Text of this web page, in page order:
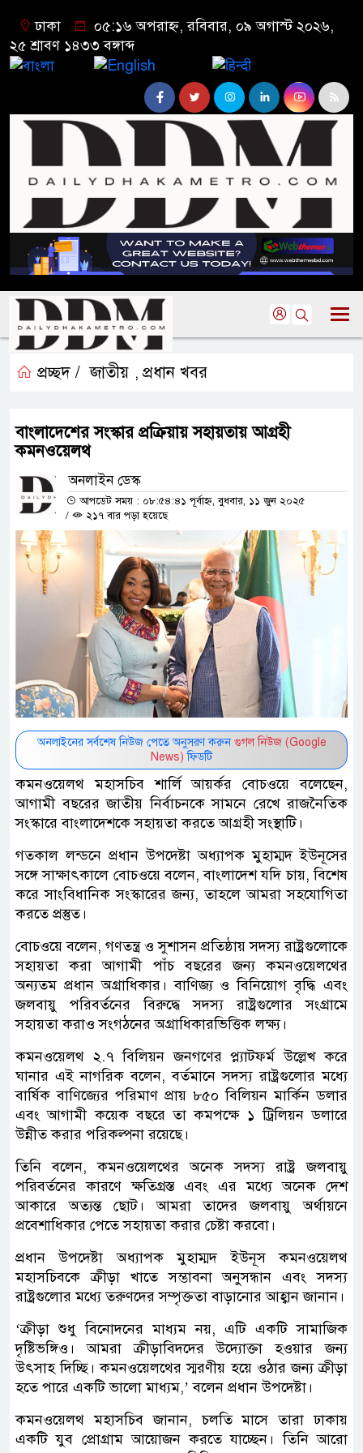
ঢাকা
০৫:১৬ অপরাহ্ন, রবিবার, ০৯ অগাস্ট ২০২৬,
২৫ শ্রাবণ ১৪৩৩ বঙ্গাব্দ
প্রচ্ছদ / জাতীয় , প্রধান খবর
বাংলাদেশের সংস্কার প্রক্রিয়ায় সহায়তায় আগ্রহী
কমনওয়েলথ
অনলাইন ডেস্ক
আপডেট সময় : ০৮:৫৪:৪১ পূর্বাহ্ন, বুধবার, ১১ জুন ২০২৫
/
২১৭ বার পড়া হয়েছে
অনলাইনের সর্বশেষ নিউজ পেতে অনুসরণ করুন গুগল নিউজ (Google
News) ফিডটি
কমনওয়েলথ মহাসচিব শার্লি আয়র্কর বোচওয়ে বলেছেন,
আগামী বছরের জাতীয় নির্বাচনকে সামনে রেখে রাজনৈতিক
সংস্কারে বাংলাদেশকে সহায়তা করতে আগ্রহী সংস্থাটি।
গতকাল লন্ডনে প্রধান উপদেষ্টা অধ্যাপক মুহাম্মদ ইউনূসের
সঙ্গে সাক্ষাৎকালে বোচওয়ে বলেন, বাংলাদেশ যদি চায়, বিশেষ
করে সাংবিধানিক সংস্কারের জন্য, তাহলে আমরা সহযোগিতা
করতে প্রস্তুত।
বোচওয়ে বলেন, গণতন্ত্র ও সুশাসন প্রতিষ্ঠায় সদস্য রাষ্ট্রগুলোকে
সহায়তা করা আগামী পাঁচ বছরের জন্য কমনওয়েলথের
অন্যতম প্রধান অগ্রাধিকার। বাণিজ্য ও বিনিয়োগ বৃদ্ধি এবং
জলবায়ু পরিবর্তনের বিরুদ্ধে সদস্য রাষ্ট্রগুলোর সংগ্রামে
সহায়তা করাও সংগঠনের অগ্রাধিকারভিত্তিক লক্ষ্য।
কমনওয়েলথ ২.৭ বিলিয়ন জনগণের প্ল্যাটফর্ম উল্লেখ করে
ঘানার এই নাগরিক বলেন, বর্তমানে সদস্য রাষ্ট্রগুলোর মধ্যে
বার্ষিক বাণিজ্যের পরিমাণ প্রায় ৮৫০ বিলিয়ন মার্কিন ডলার
এবং আগামী কয়েক বছরে তা কমপক্ষে ১ ট্রিলিয়ন ডলারে
উন্নীত করার পরিকল্পনা রয়েছে।
তিনি বলেন, কমনওয়েলথের অনেক সদস্য রাষ্ট্র জলবায়ু
পরিবর্তনের কারণে ক্ষতিগ্রস্ত এবং এর মধ্যে অনেক দেশ
আকারে অত্যন্ত ছোট। আমরা তাদের জলবায়ু অর্থায়নে
প্রবেশাধিকার পেতে সহায়তা করার চেষ্টা করবো।
প্রধান উপদেষ্টা অধ্যাপক মুহাম্মদ ইউনূস কমনওয়েলথ
মহাসচিবকে ক্রীড়া খাতে সম্ভাবনা অনুসন্ধান এবং সদস্য
রাষ্ট্রগুলোর মধ্যে তরুণদের সম্পৃক্ততা বাড়ানোর আহ্বান জানান।
‘ক্রীড়া শুধু বিনোদনের মাধ্যম নয়, এটি একটি সামাজিক
দৃষ্টিভঙ্গিও। আমরা ক্রীড়াবিদদের উদ্যোক্তা হওয়ার জন্য
উৎসাহ দিচ্ছি। কমনওয়েলথের স্মরণীয় হয়ে ওঠার জন্য ক্রীড়া
হতে পারে একটি ভালো মাধ্যম,’ বলেন প্রধান উপদেষ্টা।
কমনওয়েলথ মহাসচিব জানান, চলতি মাসে তারা ঢাকায়
একটি যুব প্রোগ্রাম আয়োজন করতে যাচ্ছেন। তিনি আরো